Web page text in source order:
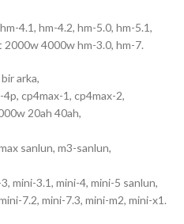
4.1, hm-4.2, hm-5.0, hm-5.1,
4000w hm-3.0, hm-7.
arka,
cp4max-1, cp4max-2,
20ah 40ah,
sanlun, m3-sanlun,
mini-3.1, mini-4, mini-5 sanlun,
7.2, mini-7.3, mini-m2, mini-x1.